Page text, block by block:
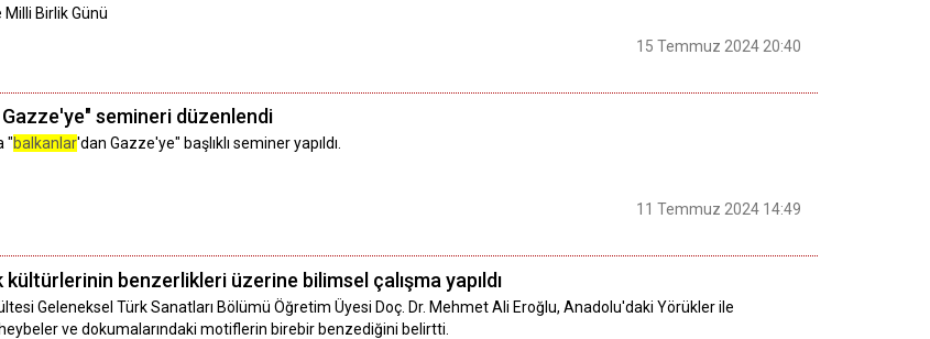
Birlik Günü
15 Temmuz 2024 20:40
semineri düzenlendi
"balkanlar'dan Gazze'ye" başlıklı seminer yapıldı.
11 Temmuz 2024 14:49
benzerlikleri üzerine bilimsel çalışma yapıldı
Geleneksel Türk Sanatları Bölümü Öğretim Üyesi Doç. Dr. Mehmet Ali Eroğlu, Anadolu'daki Yörükler ile
ve dokumalarındaki motiflerin birebir benzediğini belirtti.